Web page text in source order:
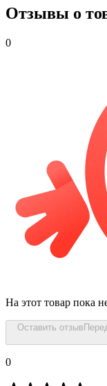
Отзывы о
0
На этот товар пока
Оставить отзыв
0